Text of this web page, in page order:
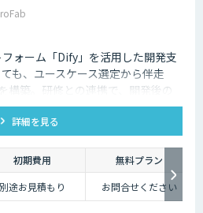
ォーム「Dify」を活用した開発支
も、ユースケース選定から伴走
構築。研修との連携で、開発後の
ます。
詳細を見る
初期費用
無料プラン
別途お見積もり お問合せください